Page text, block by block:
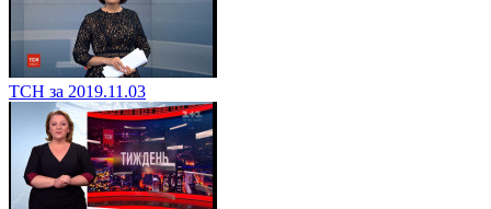
ТСН за 2019.11.03